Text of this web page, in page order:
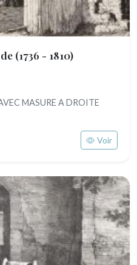
(1736 - 1810)
MASURE A DROITE
Voir